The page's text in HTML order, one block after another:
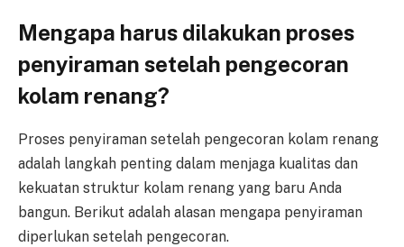
Mengapa harus dilakukan proses
penyiraman setelah pengecoran
kolam renang?
Proses penyiraman setelah pengecoran kolam renang
adalah langkah penting dalam menjaga kualitas dan
kekuatan struktur kolam renang yang baru Anda
bangun. Berikut adalah alasan mengapa penyiraman
diperlukan setelah pengecoran.